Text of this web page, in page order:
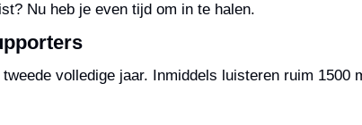
Nu heb je even tijd om in te halen.
volledige jaar. Inmiddels luisteren ruim